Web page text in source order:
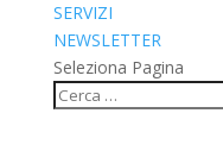
SERVIZI
NEWSLETTER
Seleziona Pagina